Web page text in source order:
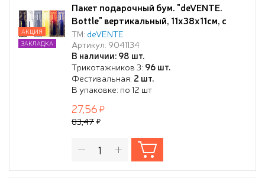
Пакет подарочный бум. "deVENTE.
Bottle" вертикальный, 11x38x11см, с
фольгированием, ассорти 6 цветов
ТМ: deVENTE
Артикул: 9041134
В наличии: 98 шт.
Трикотажников 3: 96 шт.
Фестивальная: 2 шт.
В упаковке: по 12 шт
АКЦИЯ
ЗАКЛАДКА
27,56
83,47